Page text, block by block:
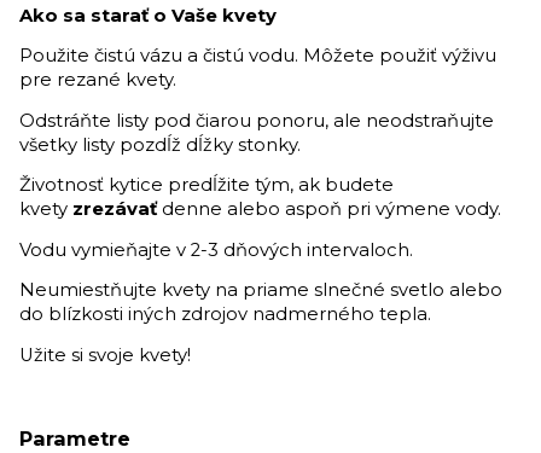
Ako sa starať o Vaše kvety
Použite čistú vázu a čistú vodu. Môžete použiť výživu
pre rezané kvety.
Odstráňte listy pod čiarou ponoru, ale neodstraňujte
všetky listy pozdĺž dĺžky stonky.
Životnosť kytice predĺžite tým, ak budete
kvety zrezávaťdenne alebo aspoň pri výmene vody.
Vodu vymieňajte v 2-3 dňových intervaloch.
Neumiestňujte kvety na priame slnečné svetlo alebo
do blízkosti iných zdrojov nadmerného tepla.
Užite si svoje kvety!
Parametre